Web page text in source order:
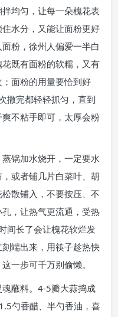
均匀，让每一朵槐花表
水分，又能让面粉更好
粉，徐州人偏爱一半白
既有面粉的软糯，又有
面粉的用量要恰到好
撒完都轻轻抓匀，直到
不粘手即可，太厚会粉
锅加水烧开，一定要水
或者铺几片白菜叶、胡
散铺入，不要按压、不
，让热气更流通，受热
间长了会让槐花软烂发
端出来，用筷子趁热快
一步可千万别偷懒。
蘸料。4-5瓣大蒜捣成
勺香醋、半勺香油，喜